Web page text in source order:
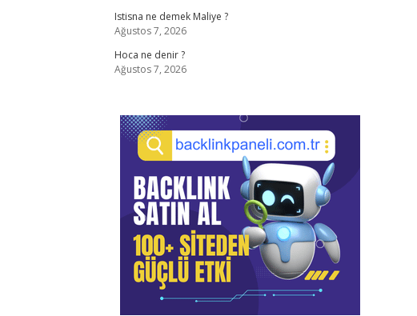
Istisna ne demek Maliye ?
Ağustos 7, 2026
Hoca ne denir ?
Ağustos 7, 2026